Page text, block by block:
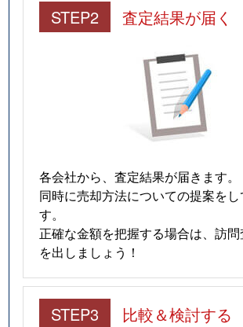
STEP2 査定結果が届く
各会社から、査定結果が届きます。
同時に売却方法についての提案をし
す。
正確な金額を把握する場合は、訪
を出しましょう！
STEP3 比較＆検討する